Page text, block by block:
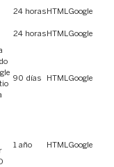
24 horas HTMLGoogle
24 horas HTMLGoogle
90 días HTMLGoogle
1 año HTMLGoogle